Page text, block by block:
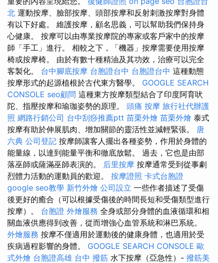
北 運動按摩、臉部按摩、頭部按摩和反射刺激按摩對身體
有以下好處。 維護按摩，顧名思義，可以幫助我們保持身
心健康。 按摩可以由專業按摩院的專家或客戶家中的按摩
師「手工」進行。 相較之下，「機器」按摩需要使用按摩
椅或按摩椅。 由於有數十種精油及其功效，治療可以完全
客製化。 台中腳底按摩 台胞證台中 台胞證台中 這種動態
按摩形式的起源植根於古代東方醫學。 GOOGLE SEARCH
CONSOLE seo顧問 這種東方按摩類型結合了印度阿育吠
陀、指壓按摩和瑜珈姿勢的原理。 頭痛 按摩 旅行社代辦護
照 網路行銷公司 台中刮痧推薦ptt 苗栗外燴 苗栗外燴 泰式
按摩有助於伸展肌肉、增加關節的靈活性並減輕緊張。 唐
六典 公司登記 按摩師讓客人擺出各種姿勢，作用於身體的
能量線，以達到能量平衡和徹底放鬆。 過去，它也是由部
落巫師或薩滿巫師表演的。 后里按摩 按摩通常受到從事劇
烈體力活動的運動員的歡迎。 按摩證照 卡式台胞證
google seo教學 新竹外燴 公司設立 一些作者描述了受傷
後更好的癒合（可以根據受傷後的時間長短和受傷類型進行
按摩）。 台胞證 外燴服務 全身或部分身體的血液循環和相
關血液供應得到改善，從而增強心血管系統和淋巴系統。
外燴服務 按摩不僅適用於運動後的健康身體，也適用於受
疾病過程影響的身體。 GOOGLE SEARCH CONSOLE 歐
式外燴 台胞證高雄 台中 撥筋 水下按摩（亞急性）- 撥筋美